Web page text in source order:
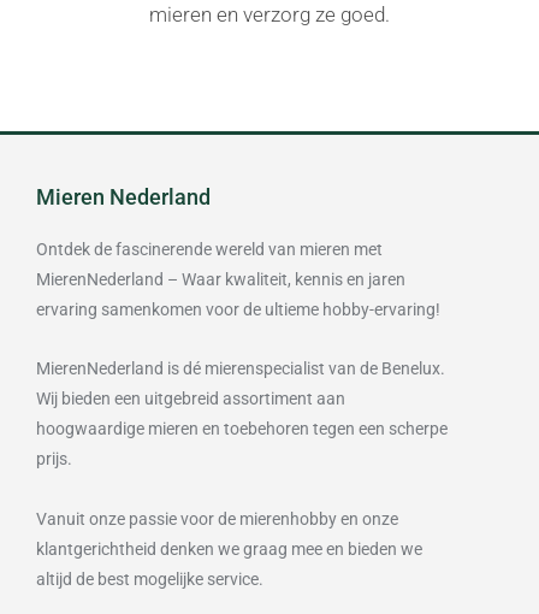
mieren en verzorg ze goed.
Mieren Nederland
Ontdek de fascinerende wereld van mieren met
MierenNederland – Waar kwaliteit, kennis en jaren
ervaring samenkomen voor de ultieme hobby-ervaring!
MierenNederland is dé mierenspecialist van de Benelux.
Wij bieden een uitgebreid assortiment aan
hoogwaardige mieren en toebehoren tegen een scherpe
prijs.
Vanuit onze passie voor de mierenhobby en onze
klantgerichtheid denken we graag mee en bieden we
altijd de best mogelijke service.